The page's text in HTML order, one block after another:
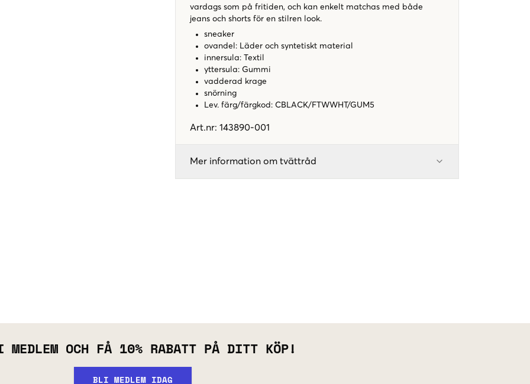
vardags som på fritiden, och kan enkelt matchas med både
jeans och shorts för en stilren look.
sneaker
ovandel: Läder och syntetiskt material
innersula: Textil
yttersula: Gummi
vadderad krage
snörning
Lev. färg/färgkod : CBLACK/FTWWHT/GUM5
Art.nr: 143890-001
Mer information om tvättråd
MEDLEM OCH FÅ 10% RABATT PÅ DITT KÖP!
BLI MEDLEM IDAG